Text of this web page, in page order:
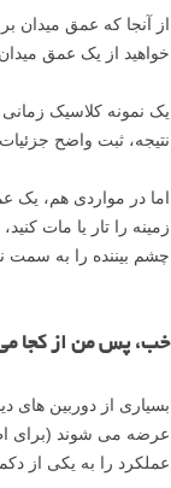
از آنجا که عمق میدان
خواهید از یک عمق
یک نمونه کلاسیک
نتیجه، ثبت واضح
اما در مواردی هم، یک
زمینه را تار یا مات
چشم بیننده را به سمت
خب، پس من از کجا می
بسیاری از دوربین های
عرضه می شوند (برای
عملکرد را به یکی از